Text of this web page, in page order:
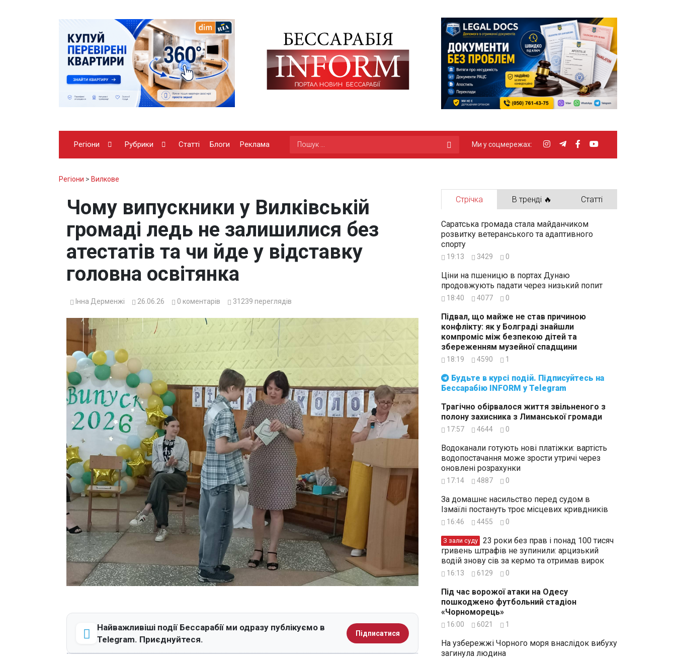
Регіони Рубрики Статті Блоги Реклама Ми у соцмережах:
Регіони > Вилкове
Чому випускники у Вилківській
громаді ледь не залишилися без
атестатів та чи йде у відставку
головна освітянка
Інна Дерменжі 26.06.26 0 коментарів 31239 переглядів
Найважливіші події Бессарабії ми одразу публікуємо в
Telegram. Приєднуйтеся.
Підписатися
Стрічка В тренді 🔥 Статті
Бессарабію INFORM у Telegram
Саратська громада стала майданчиком
розвитку ветеранського та адаптивного
спорту
19:13 3429 0
Ціни на пшеницю в портах Дунаю
продовжують падати через низький попит
18:40 4077 0
Підвал, що майже не став причиною
конфлікту: як у Болграді знайшли
компроміс між безпекою дітей та
збереженням музейної спадщини
18:19 4590 1
Трагічно обірвалося життя звільненого з
полону захисника з Лиманської громади
17:57 4644 0
Водоканали готують нові платіжки: вартість
водопостачання може зрости утричі через
оновлені розрахунки
17:14 4887 0
За домашнє насильство перед судом в
Ізмаїлі постануть троє місцевих кривдників
16:46 4455 0
З зали суду
гривень штрафів не зупинили: арцизький
водій знову сів за кермо та отримав вирок
16:13 6129 0
Під час ворожої атаки на Одесу
пошкоджено футбольний стадіон
«Чорноморець»
16:00 6021 1
На узбережжі Чорного моря внаслідок вибуху
загинула людина